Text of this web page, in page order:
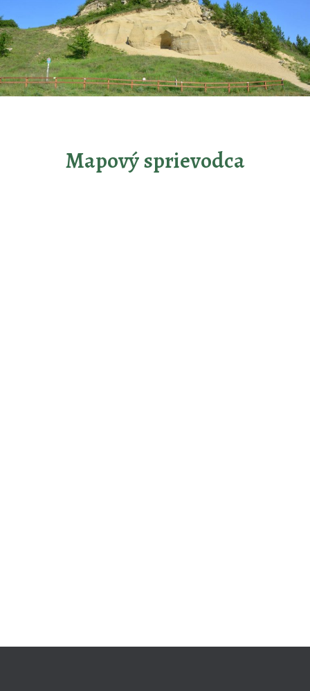
Mapový sprievodca